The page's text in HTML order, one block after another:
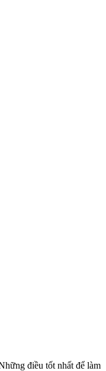
điều tốt nhất để làm